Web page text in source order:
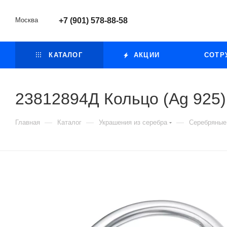
Москва +7 (901) 578-88-58
КАТАЛОГ АКЦИИ
23812894Д Кольцо (Ag 925)
Главная — Каталог — Украшения из серебра —